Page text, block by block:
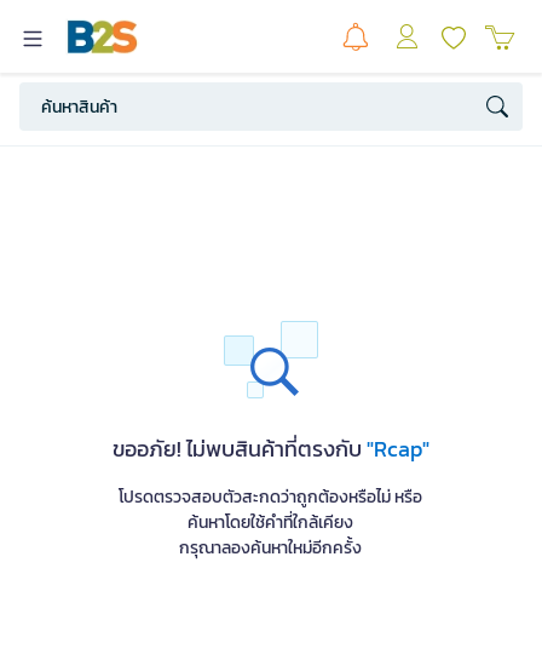
ขออภัย! ไม่พบสินค้าที่ตรงกับ"Rcap"
โปรดตรวจสอบตัวสะกดว่าถูกต้องหรือไม่ หรือ
ค้นหาโดยใช้คำที่ใกล้เคียง
กรุณาลองค้นหาใหม่อีกครั้ง